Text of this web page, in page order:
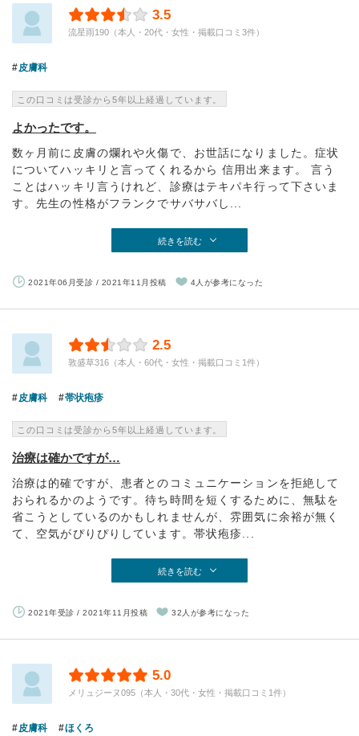
3.5
流星雨190（本人・20代・女性・掲載口コミ3件）
皮膚科
この口コミは受診から5年以上経過しています。
よかったです。
数ヶ月前に皮膚の爛れや火傷で、お世話になりました。症状
についてハッキリと言ってくれるから 信用出来ます。 言う
ことはハッキリ言うけれど、診療はテキパキ行って下さいま
す。先生の性格がフランクでサバサバし...
続きを読む
2021年06月受診 / 2021年11月投稿 4人が参考になった
2.5
敦盛草316（本人・60代・女性・掲載口コミ1件）
皮膚科 帯状疱疹
この口コミは受診から5年以上経過しています。
治療は確かですが…
治療は的確ですが、患者とのコミュニケーションを拒絶して
おられるかのようです。待ち時間を短くするために、無駄を
省こうとしているのかもしれませんが、雰囲気に余裕が無く
て、空気がぴりぴりしています。帯状疱疹...
続きを読む
2021年受診 / 2021年11月投稿 32人が参考になった
5.0
メリュジーヌ095（本人・30代・女性・掲載口コミ1件）
皮膚科 ほくろ